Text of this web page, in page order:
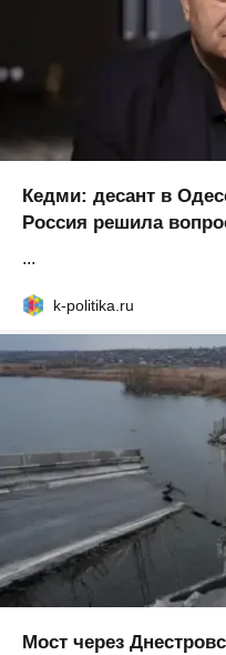
Кедми: десант в
Россия решила
...
k-politika.ru
Мост через